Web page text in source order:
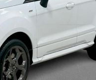
Provincia